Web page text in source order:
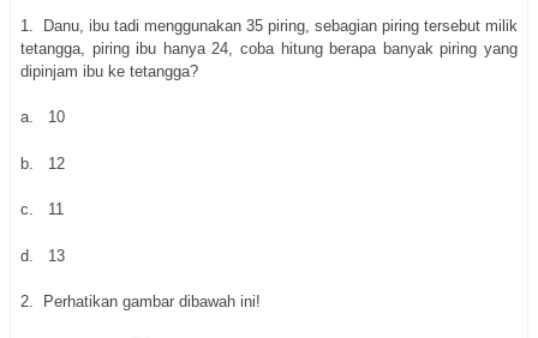
1. Danu, ibu tadi menggunakan 35 piring, sebagian piring tersebut milik
tetangga, piring ibu hanya 24, coba hitung berapa banyak piring yang
dipinjam ibu ke tetangga?
a. 10
b. 12
c. 11
d. 13
2. Perhatikan gambar dibawah ini!